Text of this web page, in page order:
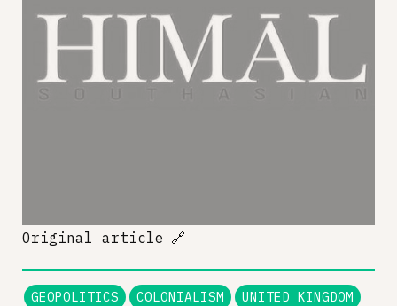
Original article 🔗
GEOPOLITICS COLONIALISM
UNITED KINGDOM